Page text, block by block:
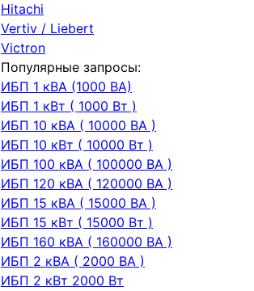
Hitachi
Vertiv / Liebert
Victron
Популярные запросы:
ИБП 1 кВА (1000 ВА)
ИБП 1 кВт ( 1000 Вт )
ИБП 10 кВА ( 10000 ВА )
ИБП 10 кВт ( 10000 Вт )
ИБП 100 кВА ( 100000 ВА )
ИБП 120 кВА ( 120000 ВА )
ИБП 15 кВА ( 15000 ВА )
ИБП 15 кВт ( 15000 Вт )
ИБП 160 кВА ( 160000 ВА )
ИБП 2 кВА ( 2000 ВА )
ИБП 2 кВт 2000 Вт